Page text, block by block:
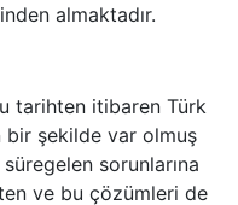
almaktadır.
tarihten itibaren Türk
bir şekilde var olmuş
sorunlarına
ve bu çözümleri de